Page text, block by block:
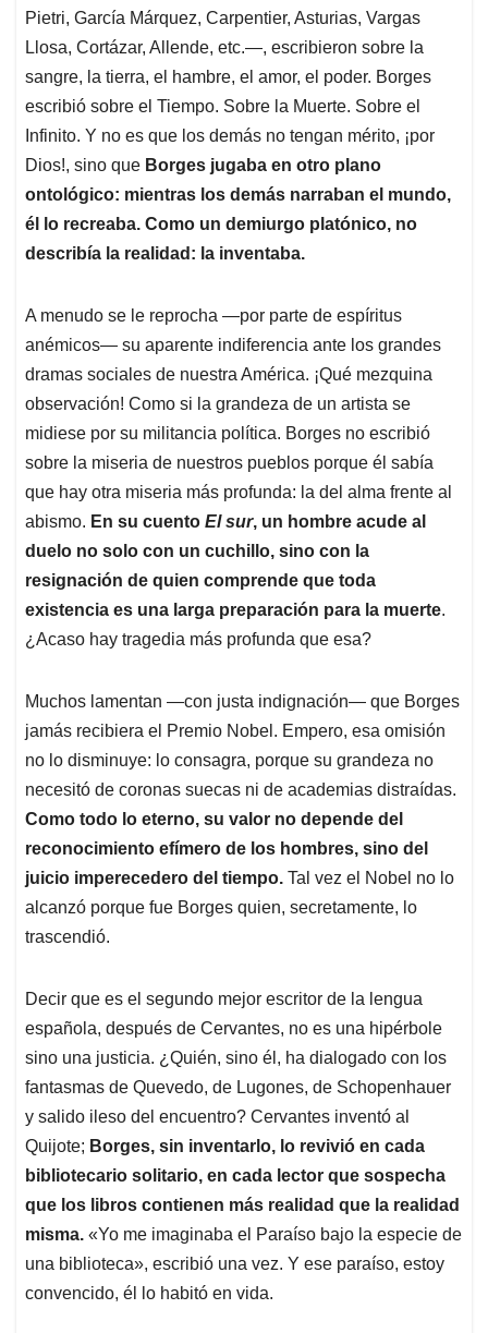
Pietri, García Márquez, Carpentier, Asturias, Vargas
Llosa, Cortázar, Allende, etc.—, escribieron sobre la
sangre, la tierra, el hambre, el amor, el poder. Borges
escribió sobre el Tiempo. Sobre la Muerte. Sobre el
Infinito. Y no es que los demás no tengan mérito, ¡por
Dios!, sino que Borges jugaba en otro plano
ontológico: mientras los demás narraban el mundo,
él lo recreaba. Como un demiurgo platónico, no
describía la realidad: la inventaba.
A menudo se le reprocha —por parte de espíritus
anémicos— su aparente indiferencia ante los grandes
dramas sociales de nuestra América. ¡Qué mezquina
observación! Como si la grandeza de un artista se
midiese por su militancia política. Borges no escribió
sobre la miseria de nuestros pueblos porque él sabía
que hay otra miseria más profunda: la del alma frente al
abismo. En su cuento El sur, un hombre acude al
duelo no solo con un cuchillo, sino con la
resignación de quien comprende que toda
existencia es una larga preparación para la muerte.
¿Acaso hay tragedia más profunda que esa?
Muchos lamentan —con justa indignación— que Borges
jamás recibiera el Premio Nobel. Empero, esa omisión
no lo disminuye: lo consagra, porque su grandeza no
necesitó de coronas suecas ni de academias distraídas.
Como todo lo eterno, su valor no depende del
reconocimiento efímero de los hombres, sino del
juicio imperecedero del tiempo. Tal vez el Nobel no lo
alcanzó porque fue Borges quien, secretamente, lo
trascendió.
Decir que es el segundo mejor escritor de la lengua
española, después de Cervantes, no es una hipérbole
sino una justicia. ¿Quién, sino él, ha dialogado con los
fantasmas de Quevedo, de Lugones, de Schopenhauer
y salido ileso del encuentro? Cervantes inventó al
Quijote; Borges, sin inventarlo, lo revivió en cada
bibliotecario solitario, en cada lector que sospecha
que los libros contienen más realidad que la realidad
misma. «Yo me imaginaba el Paraíso bajo la especie de
una biblioteca», escribió una vez. Y ese paraíso, estoy
convencido, él lo habitó en vida.